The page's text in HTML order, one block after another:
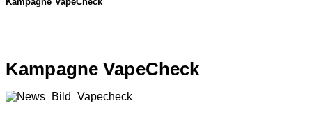
Kampagne VapeCheck